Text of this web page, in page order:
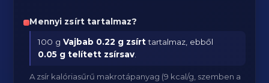
Mennyi zsírt tartalmaz?
100 gVajbab 0.22 g zsírttartalmaz, ebből
0.05 g telített zsírsav
A zsír kalóriasűrű makrotápanyag (9 kcal/g, szemben a